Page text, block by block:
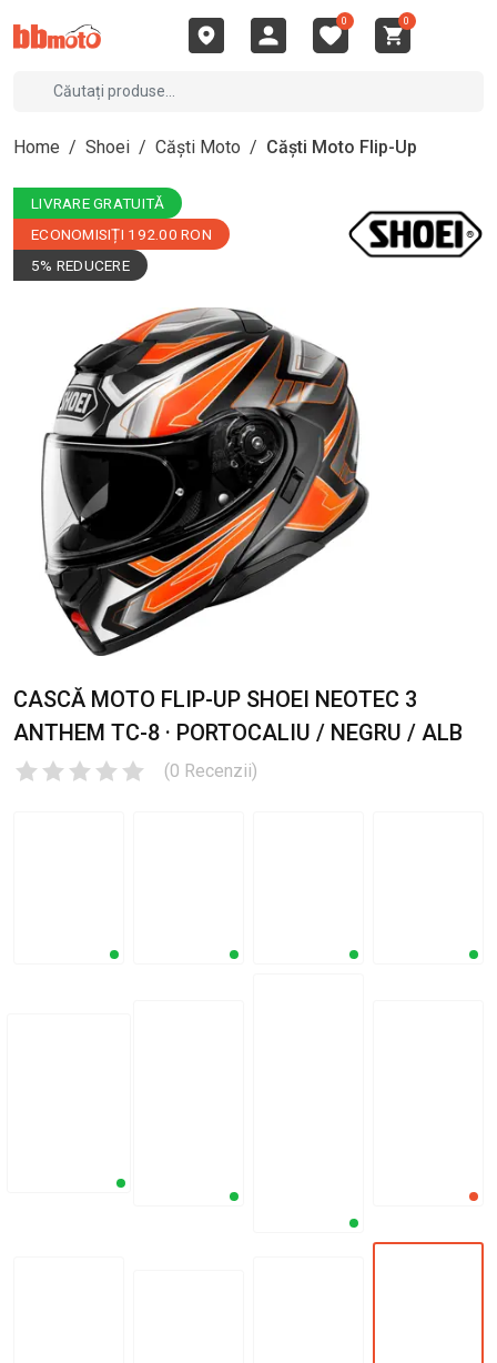
0 0
Home / Shoei / Căști Moto / Căști Moto Flip-Up
LIVRARE GRATUITĂ
ECONOMISIȚI 192.00 RON
5% REDUCERE
CASCĂ MOTO FLIP-UP SHOEI NEOTEC 3
ANTHEM TC-8 · PORTOCALIU / NEGRU / ALB
(0 Recenzii)